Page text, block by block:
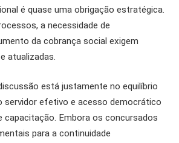
é quase uma obrigação estratégica.
a necessidade de
da cobrança social exigem
atualizadas.
está justamente no equilíbrio
servidor efetivo e acesso democrático
capacitação. Embora os concursados
para a continuidade